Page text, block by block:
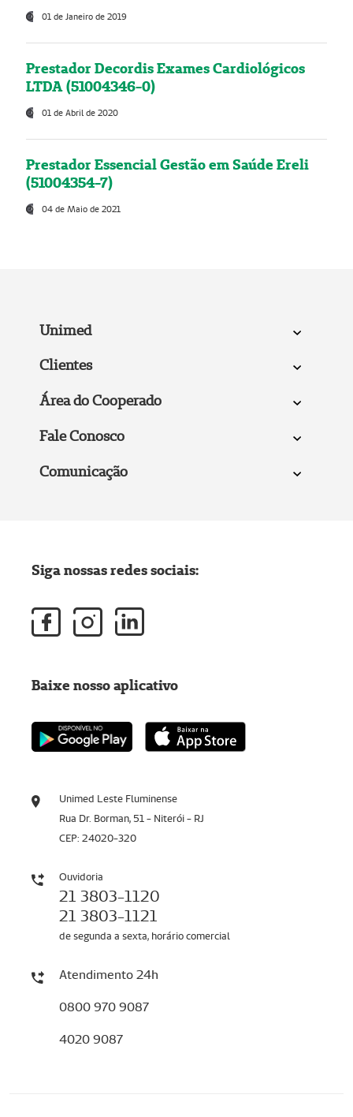
01 de Janeiro de 2019
Prestador Decordis Exames Cardiológicos
LTDA (51004346-0)
01 de Abril de 2020
Prestador Essencial Gestão em Saúde Ereli
(51004354-7)
04 de Maio de 2021
Unimed
Clientes
Área do Cooperado
Fale Conosco
Comunicação
Unimed Leste Fluminense
Rua Dr. Borman, 51 - Niterói - RJ
CEP: 24020-320
Ouvidoria
21 3803-1120
21 3803-1121
de segunda a sexta, horário comercial
Atendimento 24h
0800 970 9087
4020 9087
Siga nossas redes sociais:
Baixe nosso aplicativo